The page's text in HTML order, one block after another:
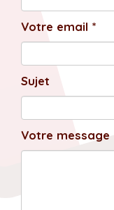
Votre email *
Sujet
Votre message